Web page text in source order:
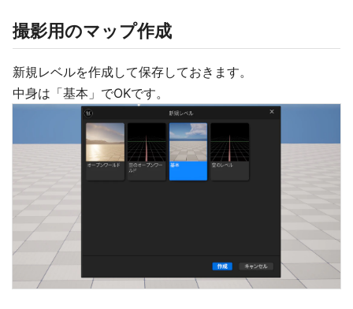
撮影用のマップ作成
新規レベルを作成して保存しておきます。
中身は「基本」でOKです。